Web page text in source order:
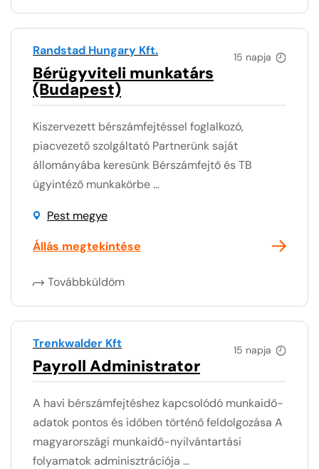
15 napja
Randstad Hungary Kft.
Bérügyviteli munkatárs
(Budapest)
Kiszervezett bérszámfejtéssel foglalkozó,
piacvezető szolgáltató Partnerünk saját
állományába keresünk Bérszámfejtő és TB
ügyintéző munkakörbe ...
Pest megye
Állás megtekintése
Továbbküldöm
15 napja
Trenkwalder Kft
Payroll Administrator
A havi bérszámfejtéshez kapcsolódó munkaidő-
adatok pontos és időben történő feldolgozása A
magyarországi munkaidő-nyilvántartási
folyamatok adminisztrációja ...